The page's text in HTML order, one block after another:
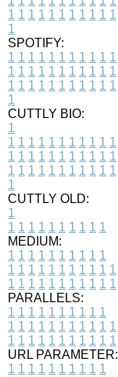
1 1 1 1 1 1 1 1 1 1 1
1
SPOTIFY:
1 1 1 1 1 1 1 1 1 1 1
1 1 1 1 1 1 1 1 1 1 1
1 1 1 1 1 1 1 1 1 1 1
1
CUTTLY BIO:
1
1 1 1 1 1 1 1 1 1 1 1
1 1 1 1 1 1 1 1 1 1 1
1 1 1 1 1 1 1 1 1 1 1
1
CUTTLY OLD:
1
1 1 1 1 1 1 1 1 1 1
MEDIUM:
1 1 1 1 1 1 1 1 1 1
1 1 1 1 1 1 1 1 1 1 1
1 1 1 1 1 1 1 1 1 1 1
PARALLELS:
1 1 1 1 1 1 1 1 1 1
1 1 1 1 1 1 1 1 1 1 1
1 1 1 1 1 1 1 1 1 1 1
URL PARAMETER:
1 1 1 1 1 1 1 1 1 1